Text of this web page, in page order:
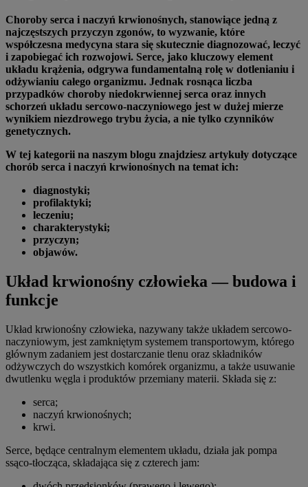
Choroby serca i naczyń krwionośnych, stanowiące jedną z
najczęstszych przyczyn zgonów, to wyzwanie, które
współczesna medycyna stara się skutecznie diagnozować, leczyć
i zapobiegać ich rozwojowi. Serce, jako kluczowy element
układu krążenia, odgrywa fundamentalną rolę w dotlenianiu i
odżywianiu całego organizmu. Jednak rosnąca liczba
przypadków choroby niedokrwiennej serca oraz innych
schorzeń układu sercowo-naczyniowego jest w dużej mierze
wynikiem niezdrowego trybu życia, a nie tylko czynników
genetycznych.
W tej kategorii na naszym blogu znajdziesz artykuły dotyczące
chorób serca i naczyń krwionośnych na temat ich:
diagnostyki;
profilaktyki;
leczeniu;
charakterystyki;
przyczyn;
objawów.
Układ krwionośny człowieka — budowa i
funkcje
Układ krwionośny człowieka, nazywany także układem sercowo-
naczyniowym, jest zamkniętym systemem transportowym, którego
głównym zadaniem jest dostarczanie tlenu oraz składników
odżywczych do wszystkich komórek organizmu, a także usuwanie
dwutlenku węgla i produktów przemiany materii. Składa się z:
serca;
naczyń krwionośnych;
krwi.
Serce, będące centralnym elementem układu, działa jak pompa
ssąco-tłocząca, składająca się z czterech jam: